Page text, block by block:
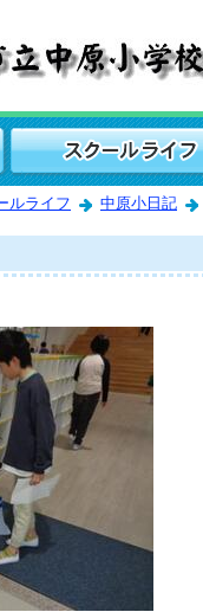
ルライフ 中原小日記